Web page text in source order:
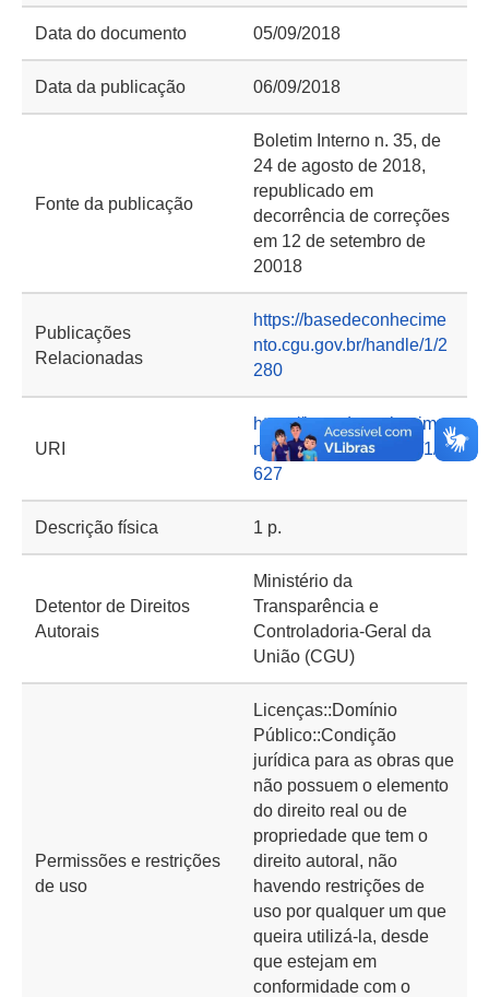
Data do documento 05/09/2018
Data da publicação 06/09/2018
Fonte da publicação
Boletim Interno n. 35, de
24 de agosto de 2018,
republicado em
decorrência de correções
em 12 de setembro de
20018
Publicações
Relacionadas
https://basedeconhecime
nto.cgu.gov.br/handle/1/2
280
URI
https://basedeconhecime
nto.cgu.gov.br/handle/1/4
627
Descrição física 1 p.
Detentor de Direitos
Autorais
Ministério da
Transparência e
Controladoria-Geral da
União (CGU)
Permissões e restrições
de uso
Licenças::Domínio
Público::Condição
jurídica para as obras que
não possuem o elemento
do direito real ou de
propriedade que tem o
direito autoral, não
havendo restrições de
uso por qualquer um que
queira utilizá-la, desde
que estejam em
conformidade com o